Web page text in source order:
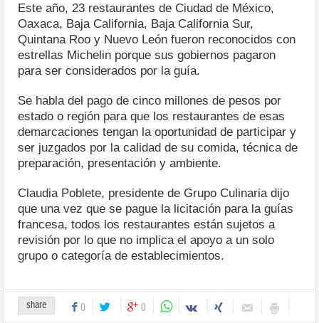
Este año, 23 restaurantes de Ciudad de México,
Oaxaca, Baja California, Baja California Sur,
Quintana Roo y Nuevo León fueron reconocidos con
estrellas Michelin porque sus gobiernos pagaron
para ser considerados por la guía.
Se habla del pago de cinco millones de pesos por
estado o región para que los restaurantes de esas
demarcaciones tengan la oportunidad de participar y
ser juzgados por la calidad de su comida, técnica de
preparación, presentación y ambiente.
Claudia Poblete, presidente de Grupo Culinaria dijo
que una vez que se pague la licitación para la guías
francesa, todos los restaurantes están sujetos a
revisión por lo que no implica el apoyo a un solo
grupo o categoría de establecimientos.
share 0 0